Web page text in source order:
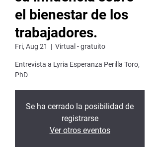
el bienestar de los
trabajadores.
Fri, Aug 21
  |
Virtual - gratuito
Entrevista a Lyria Esperanza Perilla Toro,
PhD
Se ha cerrado la posibilidad de
registrarse
Ver otros eventos